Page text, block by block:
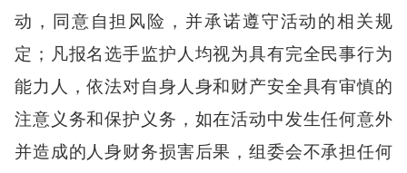
动，同意自担风险 ，并承诺遵守活动的相关规
定；凡报名选手监护人均视为具有完全民事行为
能力人，依法对自身人身和财产安全具有审慎的
注意义务和保护义务，如在活动中发生任何意外
并造成的人身财务损害后果，组委会不承担任何